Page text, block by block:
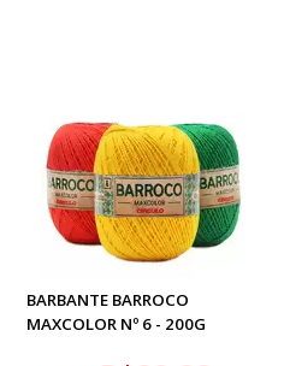
BARBANTE BARROCO
MAXCOLOR Nº 6 - 200G